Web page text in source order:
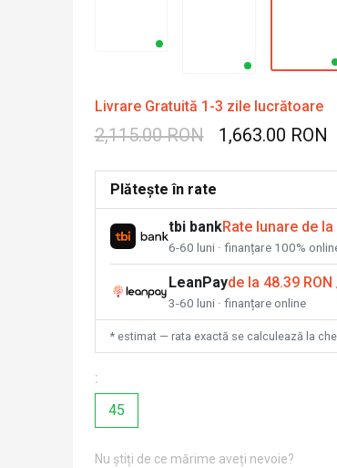
Livrare Gratuită 1-3 zile lucrătoare
2,115.00 RON 1,663.00 RON
Plătește în rate
tbi bankRate lunare de la
6-60 luni · finanțare 100%
LeanPayde la 48.39
3-60 luni · finanțare online
* estimat — rata exactă se calculează la
:
45
Nu știți de ce mărime aveți nevoie?